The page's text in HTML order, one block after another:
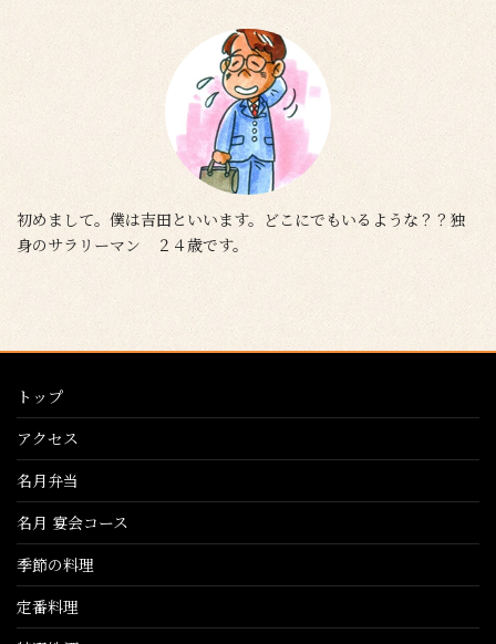
初めまして。僕は吉田といいます。どこにでもいるような？？独
身のサラリーマン ２４歳です。
トップ
アクセス
名月弁当
名月 宴会コース
季節の料理
定番料理